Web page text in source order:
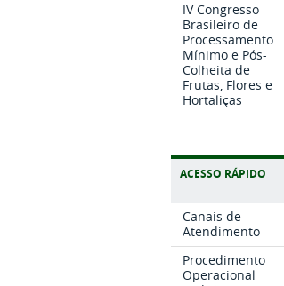
IV Congresso
Brasileiro de
Processamento
Mínimo e Pós-
Colheita de
Frutas, Flores e
Hortaliças
ACESSO RÁPIDO
Canais de
Atendimento
Procedimento
Operacional